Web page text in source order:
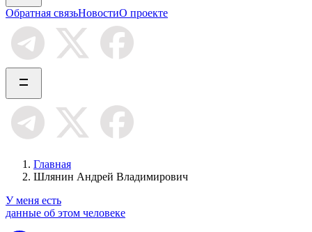
Обратная связьНовостиО проекте
Главная
Шлянин Андрей Владимирович
У меня есть
данные об этом человеке